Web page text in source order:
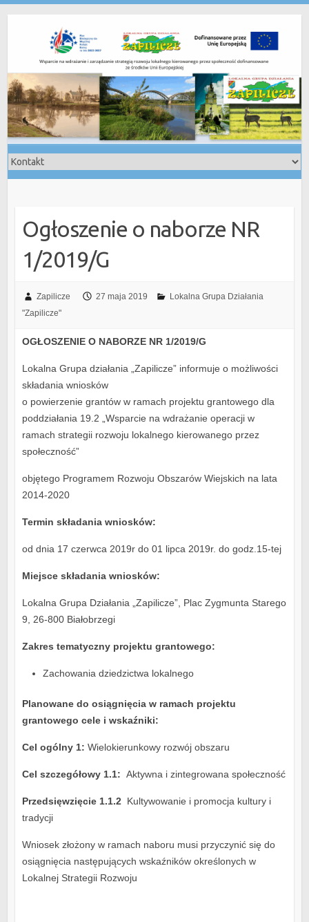
Ogłoszenie o naborze NR
1/2019/G
Zapilicze 27 maja 2019
Lokalna Grupa Działania
"Zapilicze"
OGŁOSZENIE O NABORZE NR 1/2019/G
Lokalna Grupa działania „Zapilicze” informuje o możliwości
składania wniosków
o powierzenie grantów w ramach projektu grantowego dla
poddziałania 19.2 „Wsparcie na wdrażanie operacji w
ramach strategii rozwoju lokalnego kierowanego przez
społeczność”
objętego Programem Rozwoju Obszarów Wiejskich na lata
2014-2020
Termin składania wniosków:
od dnia 17 czerwca 2019r do 01 lipca 2019r. do godz.15-tej
Miejsce składania wniosków:
Lokalna Grupa Działania „Zapilicze”, Plac Zygmunta Starego
9, 26-800 Białobrzegi
Zakres tematyczny projektu grantowego:
Zachowania dziedzictwa lokalnego
Planowane do osiągnięcia w ramach projektu
grantowego cele i wskaźniki:
Cel ogólny 1: Wielokierunkowy rozwój obszaru
Cel szczegółowy 1.1: Aktywna i zintegrowana społeczność
Przedsięwzięcie 1.1.2Kultywowanie i promocja kultury i
tradycji
Wniosek złożony w ramach naboru musi przyczynić się do
osiągnięcia następujących wskaźników określonych w
Lokalnej Strategii Rozwoju